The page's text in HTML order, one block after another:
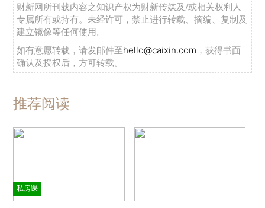
财新网所刊载内容之知识产权为财新传媒及/或相关权利人
专属所有或持有。未经许可，禁止进行转载、摘编、复制及
建立镜像等任何使用。
如有意愿转载，请发邮件至hello@caixin.com ，获得书面
确认及授权后，方可转载。
推荐阅读
私房课